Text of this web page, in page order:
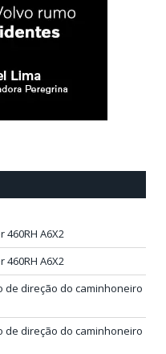
A6X2
A6X2
de direção do caminhoneiro
de direção do caminhoneiro